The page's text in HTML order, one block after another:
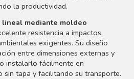
la productividad.
mediante moldeo
resistencia a impactos,
exigentes. Su diseño
entre dimensiones externas y
instalarlo fácilmente en
sin tapa y facilitando su transporte.